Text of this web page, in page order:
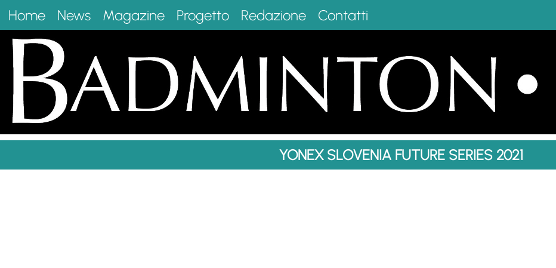
Home News Magazine Progetto Redazione Contatti
YONEX SLOVENIA FUTURE SERIES 2021